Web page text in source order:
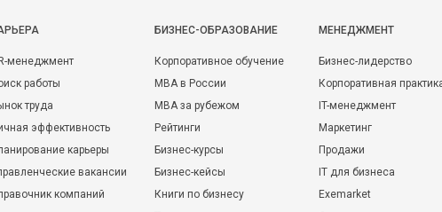
менеджмент
работы
труда
эффективность
карьеры
вакансии
компаний
БИЗНЕС-ОБРАЗОВАНИЕ
Корпоративное обучение
MBA в России
MBA за рубежом
Рейтинги
Бизнес-курсы
Бизнес-кейсы
Книги по бизнесу
МЕНЕДЖМЕНТ
Бизнес-лидерство
Корпоративная
IT-менеджмент
Маркетинг
Продажи
IT для бизнеса
Exemarket